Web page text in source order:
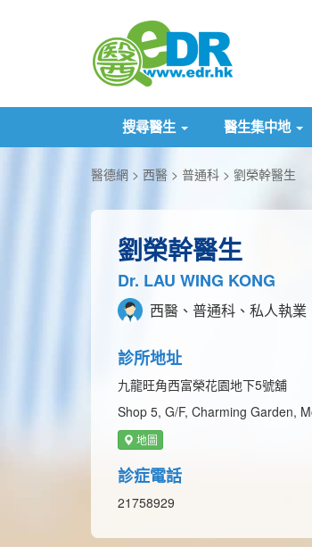
搜尋醫生 醫生集中地
醫德網 西醫 普通科 劉榮幹醫生
劉榮幹醫生
Dr. LAU WING KONG
西醫、普通科、私人執業
診所地址
九龍旺角西富榮花園地下5號舖
Shop 5, G/F, Charming Garden,
地圖
診症電話
21758929